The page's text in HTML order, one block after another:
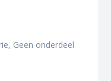
, Geen onderdeel